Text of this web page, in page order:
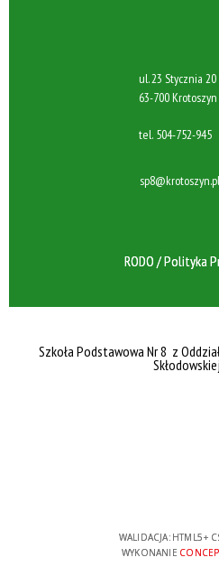
ul. 23 Stycznia 20
63-700 Krotoszyn
tel. 504-752-945
sp8@krotoszyn.pl
RODO / Polityka
Szkoła Podstawowa Nr 8 z
WALIDACJA: HTML5+
WYKONANIE